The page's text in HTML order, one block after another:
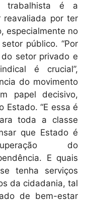
trabalhista é a
reavaliada por ter
especialmente no
público. “Por
setor privado e
é crucial”,
do movimento
papel decisivo,
Estado. “E essa é
toda a classe
que Estado é
do
E quais
tenha serviços
da cidadania, tal
de bem-estar